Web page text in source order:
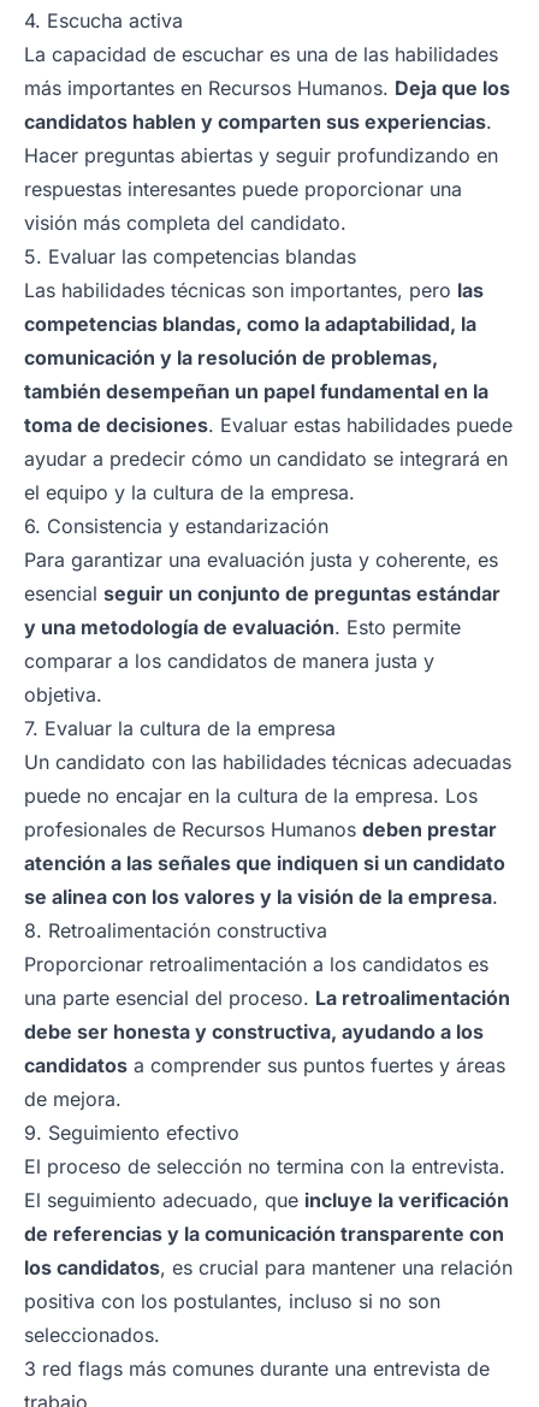
4. Escucha activa
La capacidad de escuchar es una de las habilidades
más importantes en Recursos Humanos. Deja que los
candidatos hablen y comparten sus experiencias.
Hacer preguntas abiertas y seguir profundizando en
respuestas interesantes puede proporcionar una
visión más completa del candidato.
5. Evaluar las competencias blandas
Las habilidades técnicas son importantes, pero las
competencias blandas, como la adaptabilidad, la
comunicación y la resolución de problemas,
también desempeñan un papel fundamental en la
toma de decisiones. Evaluar estas habilidades puede
ayudar a predecir cómo un candidato se integrará en
el equipo y la cultura de la empresa.
6. Consistencia y estandarización
Para garantizar una evaluación justa y coherente, es
esencial seguir un conjunto de preguntas estándar
y una metodología de evaluación. Esto permite
comparar a los candidatos de manera justa y
objetiva.
7. Evaluar la cultura de la empresa
Un candidato con las habilidades técnicas adecuadas
puede no encajar en la cultura de la empresa. Los
profesionales de Recursos Humanos deben prestar
atención a las señales que indiquen si un candidato
se alinea con los valores y la visión de la empresa.
8. Retroalimentación constructiva
Proporcionar retroalimentación a los candidatos es
una parte esencial del proceso. La retroalimentación
debe ser honesta y constructiva, ayudando a los
candidatos a comprender sus puntos fuertes y áreas
de mejora.
9. Seguimiento efectivo
El proceso de selección no termina con la entrevista.
El seguimiento adecuado, que incluye la verificación
de referencias y la comunicación transparente con
los candidatos, es crucial para mantener una relación
positiva con los postulantes, incluso si no son
seleccionados.
3 red flags más comunes durante una entrevista de
trabajo